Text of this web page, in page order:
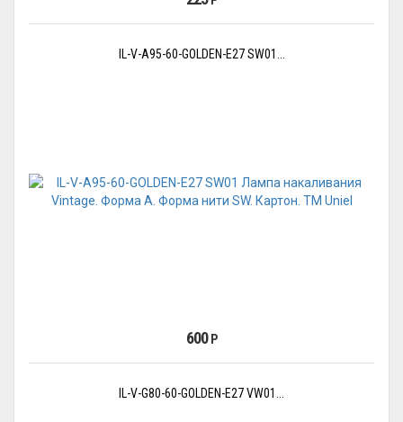
IL-V-A95-60-GOLDEN-E27 SW01...
600 Р
IL-V-G80-60-GOLDEN-E27 VW01...